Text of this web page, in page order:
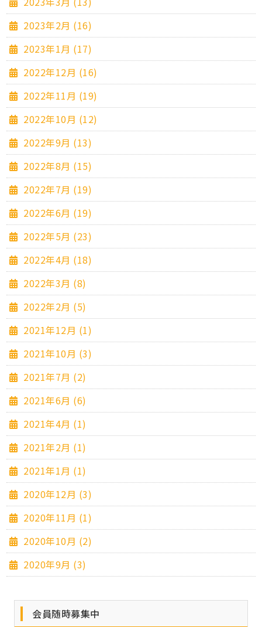
2023年2月 (16)
2023年1月 (17)
2022年12月 (16)
2022年11月 (19)
2022年10月 (12)
2022年9月 (13)
2022年8月 (15)
2022年7月 (19)
2022年6月 (19)
2022年5月 (23)
2022年4月 (18)
2022年3月 (8)
2022年2月 (5)
2021年12月 (1)
2021年10月 (3)
2021年7月 (2)
2021年6月 (6)
2021年4月 (1)
2021年2月 (1)
2021年1月 (1)
2020年12月 (3)
2020年11月 (1)
2020年10月 (2)
2020年9月 (3)
会員随時募集中